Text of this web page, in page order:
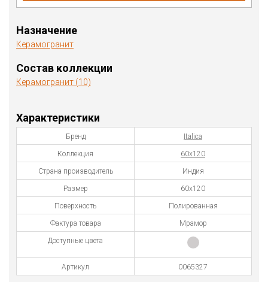
Назначение
Керамогранит
Состав коллекции
Керамогранит (10)
Характеристики
Бренд Italica
Коллекция 60х120
Страна производитель Индия
Размер 60x120
Поверхность Полированная
Фактура товара Мрамор
Доступные цвета
Артикул 0065327